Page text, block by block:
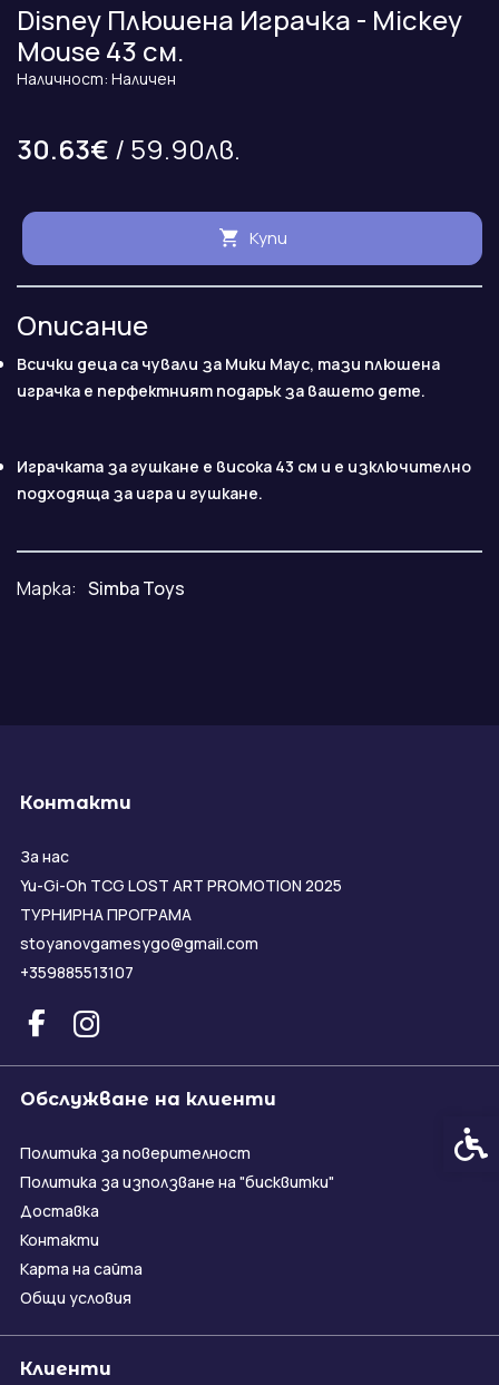
Disney Плюшена Играчка - Mickey
Mouse 43 см.
Наличност: Наличен
30.63€ / 59.90лв.
Купи
Описание
Всички деца са чували за Мики Маус, тази плюшена
играчка е перфектният подарък за вашето дете.
Играчката за гушкане е висока 43 см и е изключително
подходяща за игра и гушкане.
Марка: Simba Toys
Контакти
За нас
Yu-Gi-Oh TCG LOST ART PROMOTION 2025
ТУРНИРНА ПРОГРАМА
stoyanovgamesygo@gmail.com
+359885513107
Обслужване на клиенти
Политика за поверителност
Политика за използване на "бисквитки"
Доставка
Контакти
Карта на сайта
Общи условия
Клиенти